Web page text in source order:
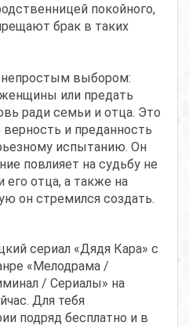
покойного,
брак в таких
непростым выбором:
или предать
ради семьи и отца. Это
и преданность
испытанию. Он
повлияет на судьбу не
его отца, а также на
он стремился создать.
сериал «Дядя Кара» с
«Мелодрама /
/ Сериалы» на
Для тебя
подряд бесплатно и в